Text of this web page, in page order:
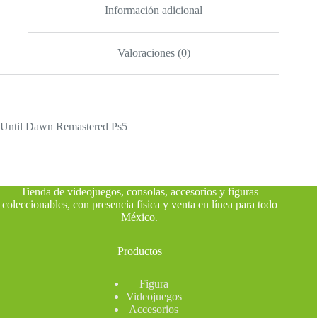
Información adicional
Valoraciones (0)
Until Dawn Remastered Ps5
Tienda de videojuegos, consolas, accesorios y figuras
coleccionables, con presencia física y venta en línea para todo
México.
Productos
Figura
Videojuegos
Accesorios